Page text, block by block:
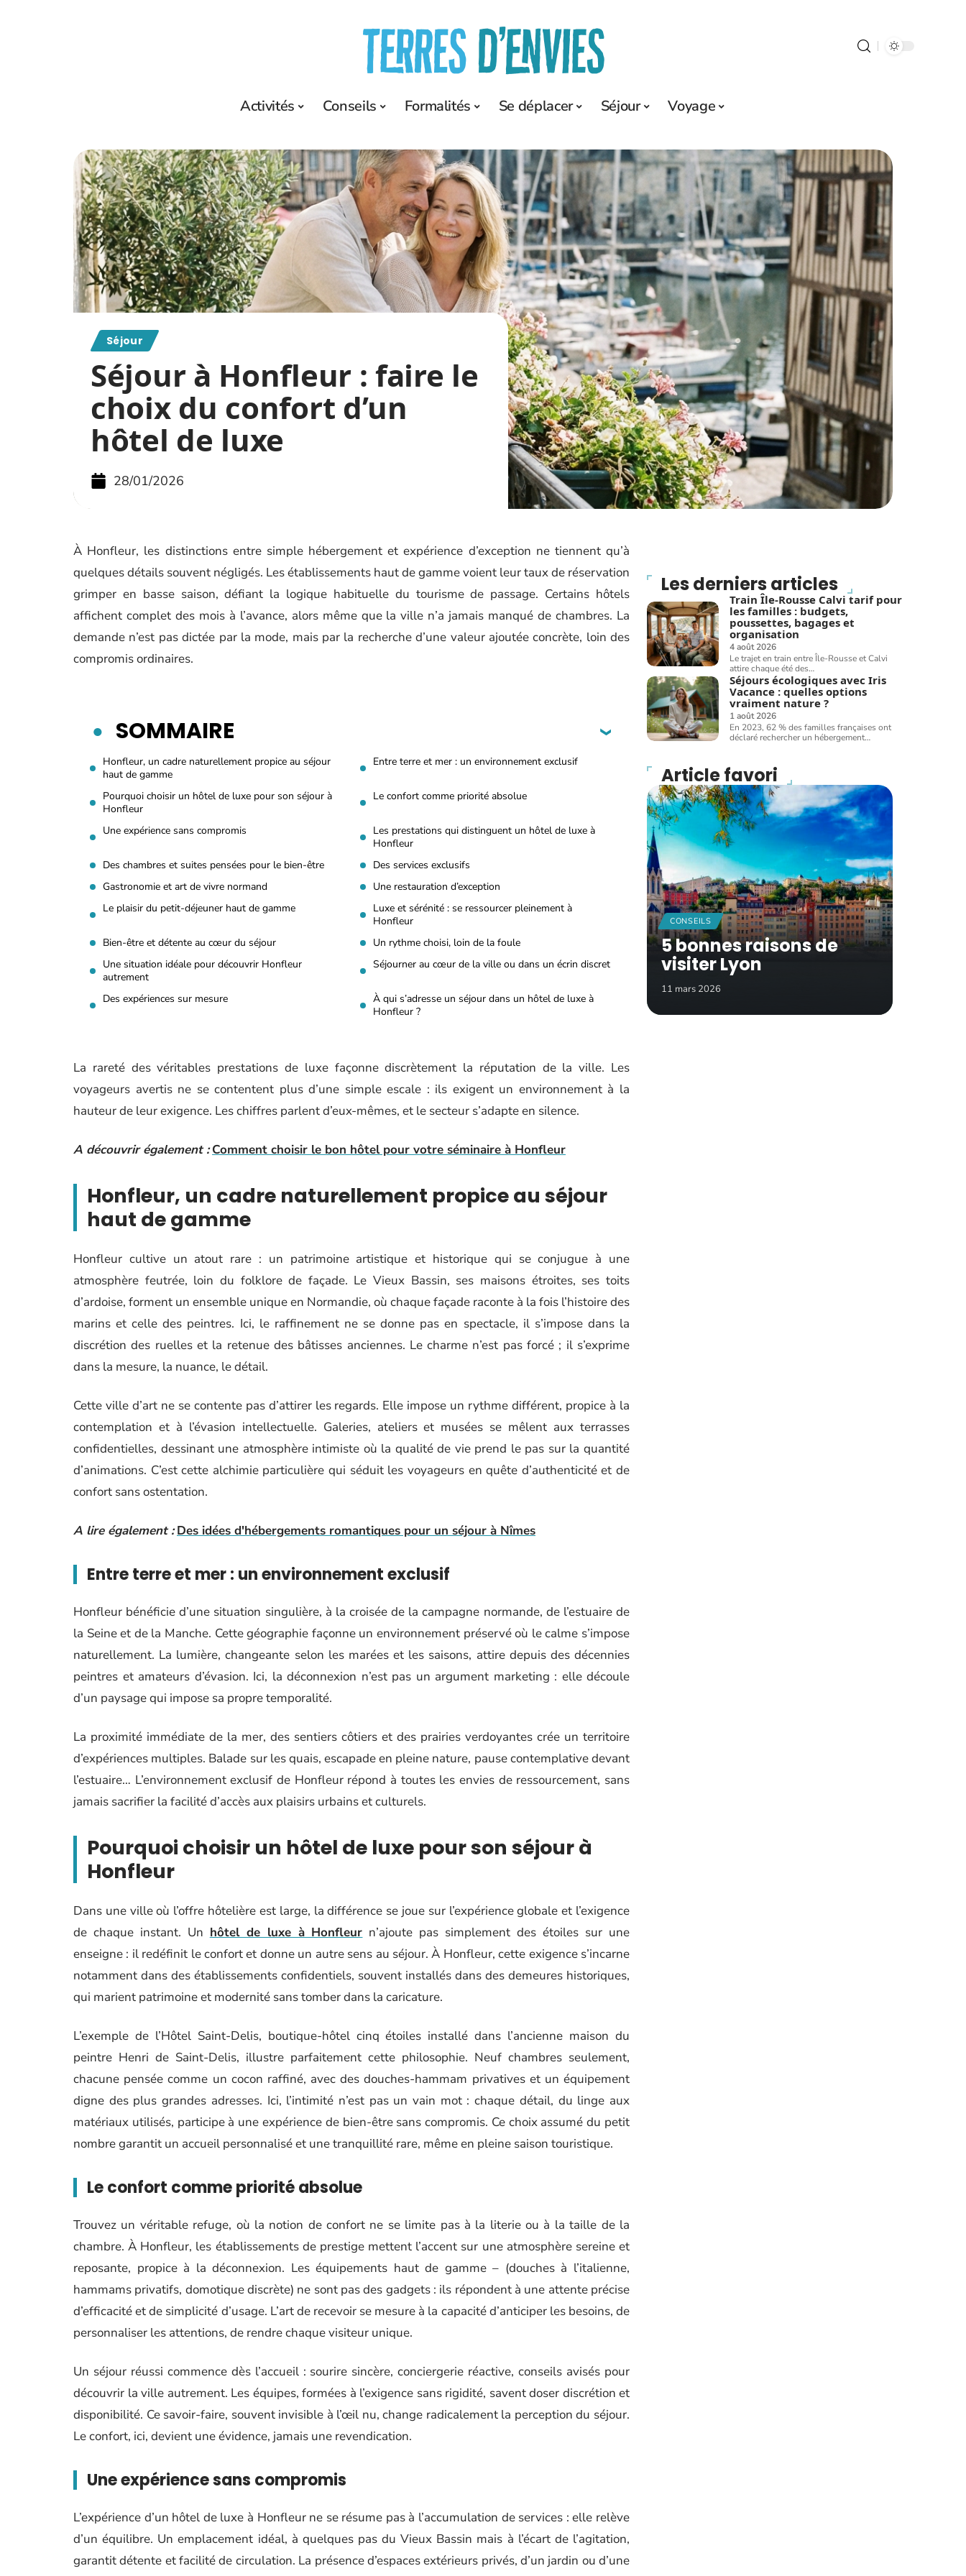
Activités Conseils Formalités Se déplacer Séjour Voyage
Séjour
Séjour à Honfleur : faire le
choix du confort d’un
hôtel de luxe
28/01/2026
À Honfleur, les distinctions entre simple hébergement et expérience d’exception ne tiennent qu’à
quelques détails souvent négligés. Les établissements haut de gamme voient leur taux de réservation
grimper en basse saison, défiant la logique habituelle du tourisme de passage. Certains hôtels
affichent complet des mois à l’avance, alors même que la ville n’a jamais manqué de chambres. La
demande n’est pas dictée par la mode, mais par la recherche d’une valeur ajoutée concrète, loin des
compromis ordinaires.
SOMMAIRE
Honfleur, un cadre naturellement propice au séjour
haut de gamme
Entre terre et mer : un environnement exclusif
Pourquoi choisir un hôtel de luxe pour son séjour à
Honfleur
Le confort comme priorité absolue
Une expérience sans compromis
Les prestations qui distinguent un hôtel de luxe à
Honfleur
Des chambres et suites pensées pour le bien-être
Des services exclusifs
Gastronomie et art de vivre normand
Une restauration d’exception
Le plaisir du petit-déjeuner haut de gamme
Luxe et sérénité : se ressourcer pleinement à
Honfleur
Bien-être et détente au cœur du séjour
Un rythme choisi, loin de la foule
Une situation idéale pour découvrir Honfleur
autrement
Séjourner au cœur de la ville ou dans un écrin discret
Des expériences sur mesure
À qui s’adresse un séjour dans un hôtel de luxe à
Honfleur ?
La rareté des véritables prestations de luxe façonne discrètement la réputation de la ville. Les
voyageurs avertis ne se contentent plus d’une simple escale : ils exigent un environnement à la
hauteur de leur exigence. Les chiffres parlent d’eux-mêmes, et le secteur s’adapte en silence.
A découvrir également : Comment choisir le bon hôtel pour votre séminaire à Honfleur
Honfleur, un cadre naturellement propice au séjour
haut de gamme
Honfleur cultive un atout rare : un patrimoine artistique et historique qui se conjugue à une
atmosphère feutrée, loin du folklore de façade. Le Vieux Bassin, ses maisons étroites, ses toits
d’ardoise, forment un ensemble unique en Normandie, où chaque façade raconte à la fois l’histoire des
marins et celle des peintres. Ici, le raffinement ne se donne pas en spectacle, il s’impose dans la
discrétion des ruelles et la retenue des bâtisses anciennes. Le charme n’est pas forcé ; il s’exprime
dans la mesure, la nuance, le détail.
Cette ville d’art ne se contente pas d’attirer les regards. Elle impose un rythme différent, propice à la
contemplation et à l’évasion intellectuelle. Galeries, ateliers et musées se mêlent aux terrasses
confidentielles, dessinant une atmosphère intimiste où la qualité de vie prend le pas sur la quantité
d’animations. C’est cette alchimie particulière qui séduit les voyageurs en quête d’authenticité et de
confort sans ostentation.
A lire également : Des idées d'hébergements romantiques pour un séjour à Nîmes
Entre terre et mer : un environnement exclusif
Honfleur bénéficie d’une situation singulière, à la croisée de la campagne normande, de l’estuaire de
la Seine et de la Manche. Cette géographie façonne un environnement préservé où le calme s’impose
naturellement. La lumière, changeante selon les marées et les saisons, attire depuis des décennies
peintres et amateurs d’évasion. Ici, la déconnexion n’est pas un argument marketing : elle découle
d’un paysage qui impose sa propre temporalité.
La proximité immédiate de la mer, des sentiers côtiers et des prairies verdoyantes crée un territoire
d’expériences multiples. Balade sur les quais, escapade en pleine nature, pause contemplative devant
l’estuaire… L’environnement exclusif de Honfleur répond à toutes les envies de ressourcement, sans
jamais sacrifier la facilité d’accès aux plaisirs urbains et culturels.
Pourquoi choisir un hôtel de luxe pour son séjour à
Honfleur
Dans une ville où l’offre hôtelière est large, la différence se joue sur l’expérience globale et l’exigence
de chaque instant. Un hôtel de luxe à Honfleur n’ajoute pas simplement des étoiles sur une
enseigne : il redéfinit le confort et donne un autre sens au séjour. À Honfleur, cette exigence s’incarne
notamment dans des établissements confidentiels, souvent installés dans des demeures historiques,
qui marient patrimoine et modernité sans tomber dans la caricature.
L’exemple de l’Hôtel Saint-Delis, boutique-hôtel cinq étoiles installé dans l’ancienne maison du
peintre Henri de Saint-Delis, illustre parfaitement cette philosophie. Neuf chambres seulement,
chacune pensée comme un cocon raffiné, avec des douches-hammam privatives et un équipement
digne des plus grandes adresses. Ici, l’intimité n’est pas un vain mot : chaque détail, du linge aux
matériaux utilisés, participe à une expérience de bien-être sans compromis. Ce choix assumé du petit
nombre garantit un accueil personnalisé et une tranquillité rare, même en pleine saison touristique.
Le confort comme priorité absolue
Trouvez un véritable refuge, où la notion de confort ne se limite pas à la literie ou à la taille de la
chambre. À Honfleur, les établissements de prestige mettent l’accent sur une atmosphère sereine et
reposante, propice à la déconnexion. Les équipements haut de gamme – (douches à l’italienne,
hammams privatifs, domotique discrète) ne sont pas des gadgets : ils répondent à une attente précise
d’efficacité et de simplicité d’usage. L’art de recevoir se mesure à la capacité d’anticiper les besoins, de
personnaliser les attentions, de rendre chaque visiteur unique.
Un séjour réussi commence dès l’accueil : sourire sincère, conciergerie réactive, conseils avisés pour
découvrir la ville autrement. Les équipes, formées à l’exigence sans rigidité, savent doser discrétion et
disponibilité. Ce savoir-faire, souvent invisible à l’œil nu, change radicalement la perception du séjour.
Le confort, ici, devient une évidence, jamais une revendication.
Une expérience sans compromis
L’expérience d’un hôtel de luxe à Honfleur ne se résume pas à l’accumulation de services : elle relève
d’un équilibre. Un emplacement idéal, à quelques pas du Vieux Bassin mais à l’écart de l’agitation,
garantit détente et facilité de circulation. La présence d’espaces extérieurs privés, d’un jardin ou d’une
Les derniers articles
Train Île-Rousse Calvi tarif pour
les familles : budgets,
poussettes, bagages et
organisation
4 août 2026
Le trajet en train entre Île-Rousse et Calvi
attire chaque été des…
Séjours écologiques avec Iris
Vacance : quelles options
vraiment nature ?
1 août 2026
En 2023, 62 % des familles françaises ont
déclaré rechercher un hébergement…
Article favori
CONSEILS
5 bonnes raisons de
visiter Lyon
11 mars 2026